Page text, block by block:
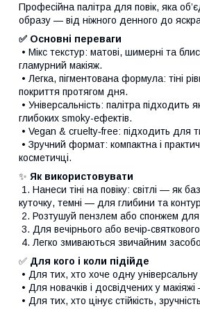
Професійна палітра для повік, яка
образу — від ніжного денного до
✅ Основні переваги
• Мікс текстур: матові, шимерні та
гламурний макіяж.
• Легка, пігментована формула: тіні
покриття протягом дня.
• Універсальність: палітра
глибоких smoky-ефектів.
• Vegan & cruelty‑free: підходить для
• Зручний формат: компактна і
косметичці.
✨ Як використовувати
1. Нанеси тіні на повіку: світлі — як
куточку, темні — для глибини та
2. Розтушуй пензлем або спонжем для
3. Для вечірнього або
4. Легко змиваються звичайним
✅ Для кого і коли підійде
• Для тих, хто хоче одну
• Для новачків і досвідчених у
• Для тих, хто цінує стійкість,